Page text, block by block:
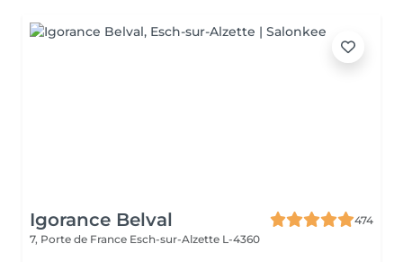
Igorance Belval
474
7, Porte de France Esch-sur-Alzette L-4360